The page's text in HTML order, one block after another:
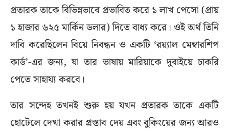
প্রতারক তাকে বিভিন্নভাবে প্রভাবিত করে ১ লাখ পেসো (প্রায়
১ হাজার ৬২৫ মার্কিন ডলার) দিতে বাধ্য করে। ওই অর্থ তিনি
দাবি করেছিলেন বিয়ে নিবন্ধন ও একটি ‘রয়্যাল মেম্বারশিপ
কার্ড’-এর জন্য, যা তার ভাষায় মারিয়াকে দুবাইয়ে চাকরি
পেতে সাহায্য করবে।
তার সন্দেহ তখনই শুরু হয় যখন প্রতারক তাকে একটি
হোটেলে দেখা করার প্রস্তাব দেয় এবং বুকিংয়ের জন্য আরও